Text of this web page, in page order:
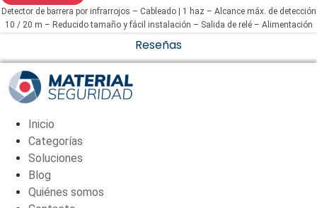
Detector de barrera por infrarrojos – Cableado | 1 haz – Alcance máx. de detección
10 / 20 m – Reducido tamaño y fácil instalación – Salida de relé – Alimentación
Reseñas
Inicio
Categorías
Soluciones
Blog
Quiénes somos